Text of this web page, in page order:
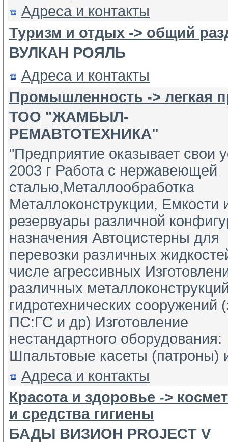
Адреса и контакты
Туризм и отдых -> общий
ВУЛКАН РОЯЛЬ
Адреса и контакты
Промышленность -> легкая
ТОО "ЖАМБЫЛ-
РЕМАВТОТЕХНИКА"
"Предприятие оказывает свои
2003 г Работа с нержавеющей
сталью,Металлообработка
Металлоконструкции, Емкости
резервуары различной
назначения Автоцистерны для
перевозки различных
числе агрессивных
различных
гидротехнических сооружений
ПС:ГС и др) Изготовление
нестандартного оборудования:
Шпальтовые касеты (патроны)
Адреса и контакты
Красота и здоровье ->
и средства гигиены
БАДЫ ВИЗИОН PROJECT V